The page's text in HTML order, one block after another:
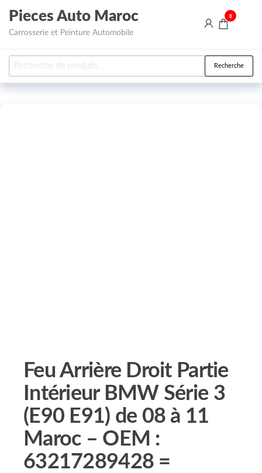
Aller au contenu
Pieces Auto Maroc
Carrosserie et Peinture Automobile
0
Recherche pour : Recherche
Feu Arrière Droit Partie
Intérieur BMW Série 3
(E90 E91) de 08 à 11
Maroc – OEM :
63217289428 =